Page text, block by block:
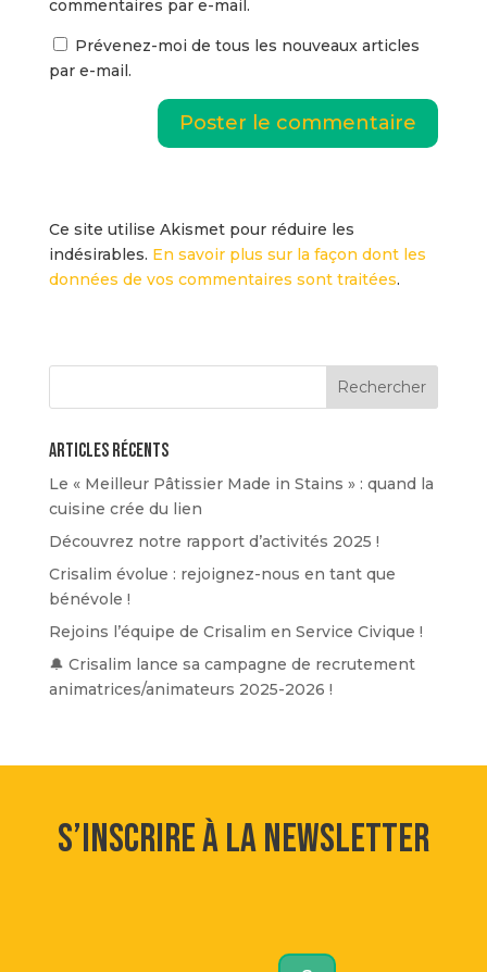
commentaires par e-mail.
Prévenez-moi de tous les nouveaux articles
par e-mail.
Ce site utilise Akismet pour réduire les
indésirables. En savoir plus sur la façon dont les
données de vos commentaires sont traitées.
Articles récents
Le « Meilleur Pâtissier Made in Stains » : quand la
cuisine crée du lien
Découvrez notre rapport d’activités 2025 !
Crisalim évolue : rejoignez-nous en tant que
bénévole !
Rejoins l’équipe de Crisalim en Service Civique !
🔔 Crisalim lance sa campagne de recrutement
animatrices/animateurs 2025-2026 !
S’inscrire à la newsletter